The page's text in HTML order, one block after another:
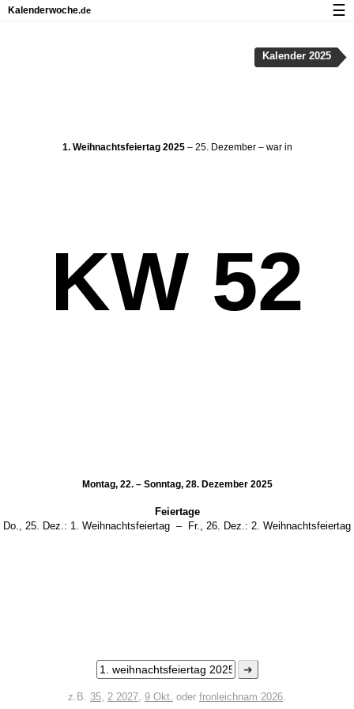
1. Weihnachtsfeiertag 2025– 25. Dezember – war in
KW 52
Montag, 22. – Sonntag, 28. Dezember 2025
Feiertage
Do., 25. Dez.: 1. Weihnachtsfeiertag – Fr., 26. Dez.: 2. Weihnachtsfeiertag
➜
z.B. 35, 2 2027, 9 Okt. oder fronleichnam 2026.
Kalender 2025
Kalenderwoche.de ☰